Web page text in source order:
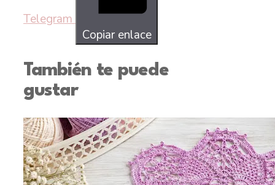
Telegram
Copiar enlace
También te puede
gustar